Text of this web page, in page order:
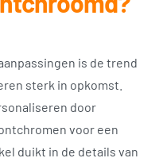
is de trend
sterk in opkomst.
door
voor een
duikt in de details van